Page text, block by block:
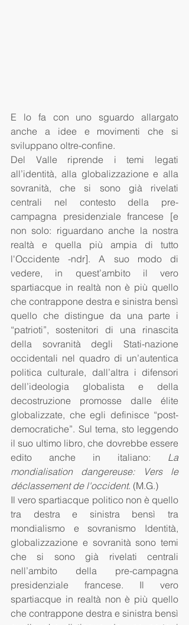
E lo fa con uno sguardo allargato
anche a idee e movimenti che si
sviluppano oltre-confine.
Del Valle riprende i temi legati
all’identità, alla globalizzazione e alla
sovranità, che si sono già rivelati
centrali nel contesto della pre-
campagna presidenziale francese [e
non solo: riguardano anche la nostra
realtà e quella più ampia di tutto
l'Occidente -ndr]. A suo modo di
vedere, in quest’ambito il vero
spartiacque in realtà non è più quello
che contrappone destra e sinistra bensì
quello che distingue da una parte i
“patrioti”, sostenitori di una rinascita
della sovranità degli Stati-nazione
occidentali nel quadro di un’autentica
politica culturale, dall’altra i difensori
dell’ideologia globalista e della
decostruzione promosse dalle élite
globalizzate, che egli definisce “post-
democratiche”. Sul tema, sto leggendo
il suo ultimo libro, che dovrebbe essere
edito anche in italiano: La
mondialisation dangereuse: Vers le
déclassement de l'occident. (M.G.)
Il vero spartiacque politico non è quello
tra destra e sinistra bensì tra
mondialismo e sovranismo Identità,
globalizzazione e sovranità sono temi
che si sono già rivelati centrali
nell’ambito della pre-campagna
presidenziale francese. Il vero
spartiacque in realtà non è più quello
che contrappone destra e sinistra bensì